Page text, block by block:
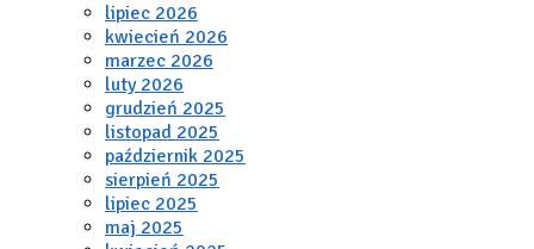
lipiec 2026
kwiecień 2026
marzec 2026
luty 2026
grudzień 2025
listopad 2025
październik 2025
sierpień 2025
lipiec 2025
maj 2025